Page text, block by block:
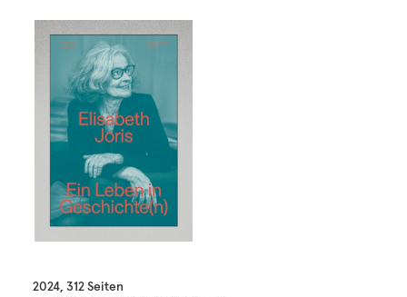
2024, 312 Seiten